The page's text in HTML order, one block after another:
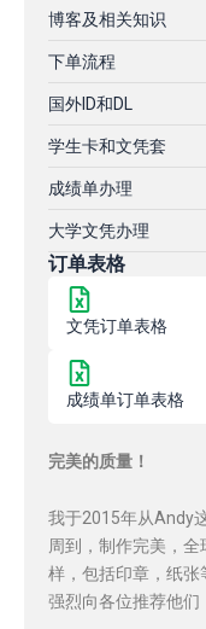
博客及相关知识
下单流程
国外ID和DL
学生卡和文凭套
成绩单办理
大学文凭办理
订单表格
文凭订单表格
成绩单订单表格
完美的质量！
我于2015年从Andy
周到，制作完美，
样，包括印章，纸
强烈向各位推荐他们